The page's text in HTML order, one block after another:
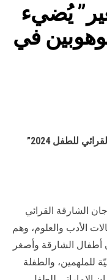
يُضيء
في
للطفل 2024”
الشارقة القرائي
مجالات الأدب والعلوم، وهم
الشارقة وأصغر
للملهمين، والطفلة